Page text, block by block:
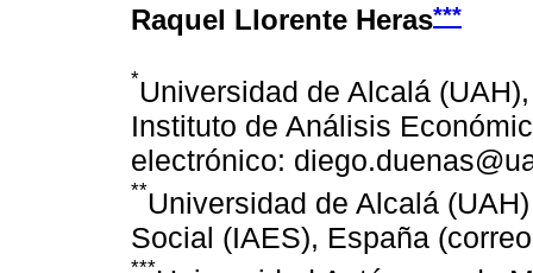
Raquel Llorente Heras***
*Universidad de Alcalá
Instituto de Análisis
electrónico:
**Universidad de Alcalá
Social (IAES), España
***